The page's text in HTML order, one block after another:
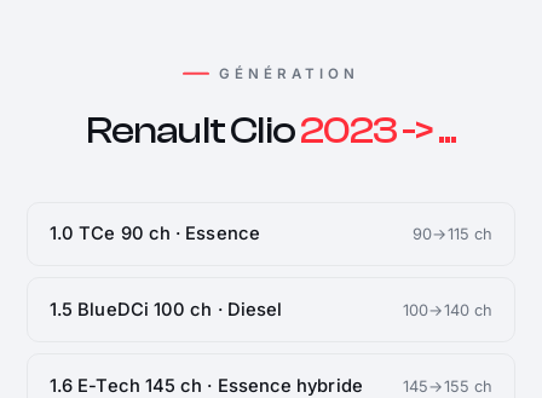
GÉNÉRATION
Renault Clio2023 -> ...
1.0 TCe 90 ch · Essence 90→115 ch
1.5 BlueDCi 100 ch · Diesel 100→140 ch
1.6 E-Tech 145 ch · Essence hybride 145→155 ch